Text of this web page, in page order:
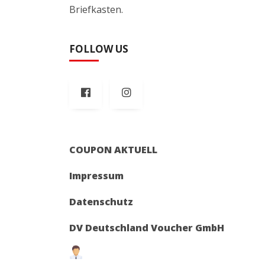
Briefkasten.
FOLLOW US
COUPON AKTUELL
Impressum
Datenschutz
DV Deutschland Voucher GmbH